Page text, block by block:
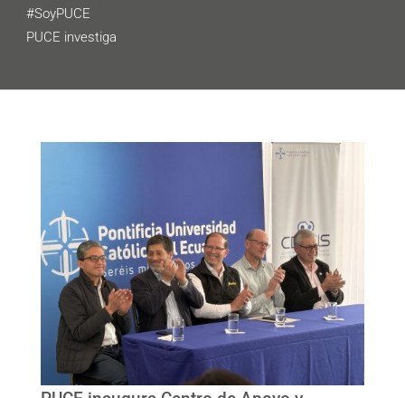
#SoyPUCE
PUCE investiga